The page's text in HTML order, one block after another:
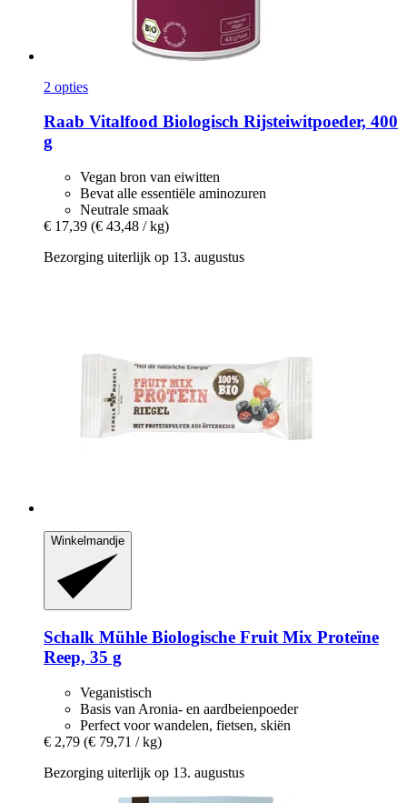
2 opties
Raab Vitalfood Biologisch Rijsteiwitpoeder, 400
g
Vegan bron van eiwitten
Bevat alle essentiële aminozuren
Neutrale smaak
€ 17,39 (€ 43,48 / kg)
Bezorging uiterlijk op 13. augustus
Winkelmandje
Schalk Mühle Biologische Fruit Mix Proteïne
Reep, 35 g
Veganistisch
Basis van Aronia- en aardbeienpoeder
Perfect voor wandelen, fietsen, skiën
€ 2,79 (€ 79,71 / kg)
Bezorging uiterlijk op 13. augustus